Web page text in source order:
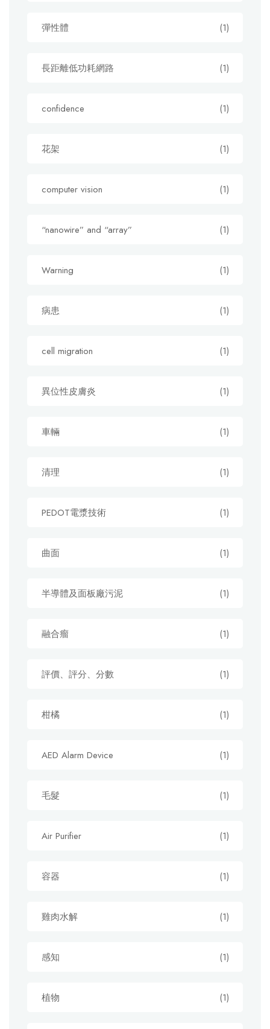
彈性體 (1)
長距離低功耗網路 (1)
confidence (1)
花架 (1)
computer vision (1)
“nanowire” and “array” (1)
Warning (1)
病患 (1)
cell migration (1)
異位性皮膚炎 (1)
車輛 (1)
清理 (1)
PEDOT電漿技術 (1)
曲面 (1)
半導體及面板廠污泥 (1)
融合瘤 (1)
評價、評分、分數 (1)
柑橘 (1)
AED Alarm Device (1)
毛髮 (1)
Air Purifier (1)
容器 (1)
雞肉水解 (1)
感知 (1)
植物 (1)